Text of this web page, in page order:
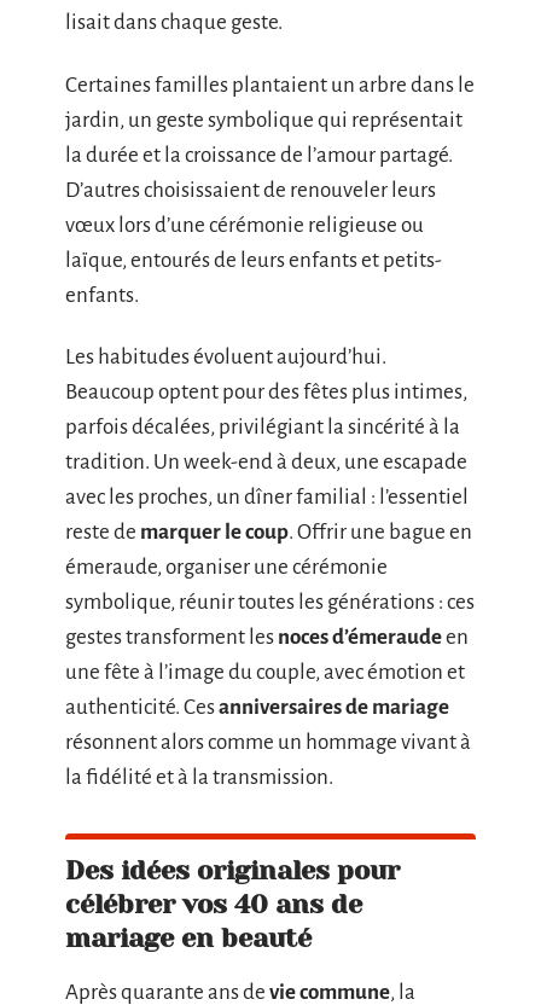
lisait dans chaque geste.
Certaines familles plantaient un arbre dans le
jardin, un geste symbolique qui représentait
la durée et la croissance de l’amour partagé.
D’autres choisissaient de renouveler leurs
vœux lors d’une cérémonie religieuse ou
laïque, entourés de leurs enfants et petits-
enfants.
Les habitudes évoluent aujourd’hui.
Beaucoup optent pour des fêtes plus intimes,
parfois décalées, privilégiant la sincérité à la
tradition. Un week-end à deux, une escapade
avec les proches, un dîner familial : l’essentiel
reste de marquer le coup. Offrir une bague en
émeraude, organiser une cérémonie
symbolique, réunir toutes les générations : ces
gestes transforment les noces d’émeraudeen
une fête à l’image du couple, avec émotion et
authenticité. Cesanniversaires de mariage
résonnent alors comme un hommage vivant à
la fidélité et à la transmission.
Des idées originales pour
célébrer vos 40 ans de
mariage en beauté
Après quarante ans de vie commune, la